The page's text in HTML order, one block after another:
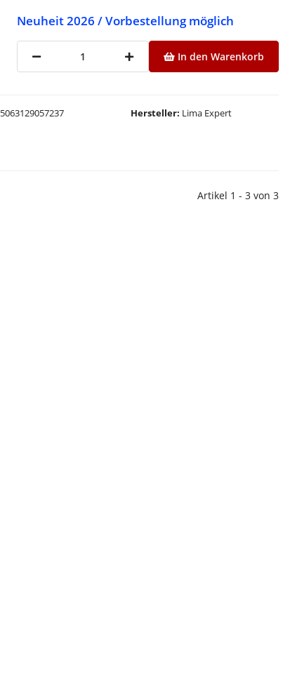
Neuheit 2026 / Vorbestellung möglich
5063129057237 Hersteller Lima Expert
In den Warenkorb
Artikel 1 - 3 von 3